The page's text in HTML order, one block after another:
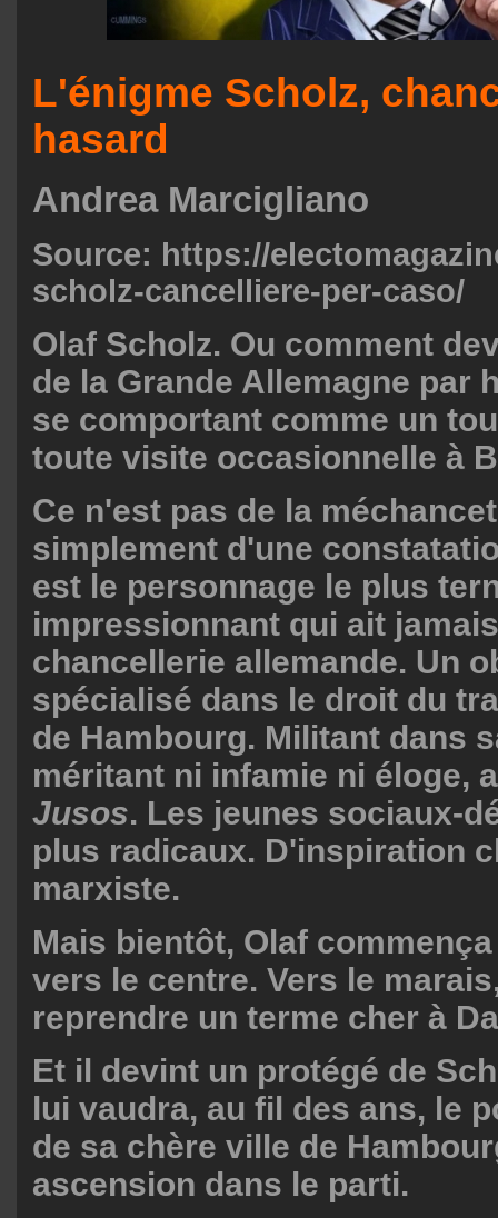
L'énigme Scholz,
hasard
Andrea Marcigliano
Source: https://
scholz-cancelliere-per-caso/
Olaf Scholz. Ou comment
de la Grande Allemagne par
se comportant comme un
toute visite occasionnelle à
Ce n'est pas de la
simplement d'une
est le personnage le plus
impressionnant qui ait
chancellerie allemande. Un
spécialisé dans le droit du
de Hambourg. Militant dans
méritant ni infamie ni éloge,
Jusos. Les jeunes sociaux-
plus radicaux. D'inspiration
marxiste.
Mais bientôt, Olaf
vers le centre. Vers le
reprendre un terme cher à
Et il devint un protégé de
lui vaudra, au fil des ans, le
de sa chère ville de
ascension dans le parti.